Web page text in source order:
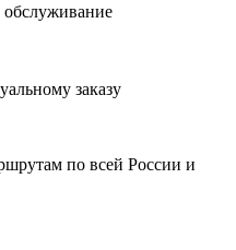
обслуживание
заказу
по всей России и